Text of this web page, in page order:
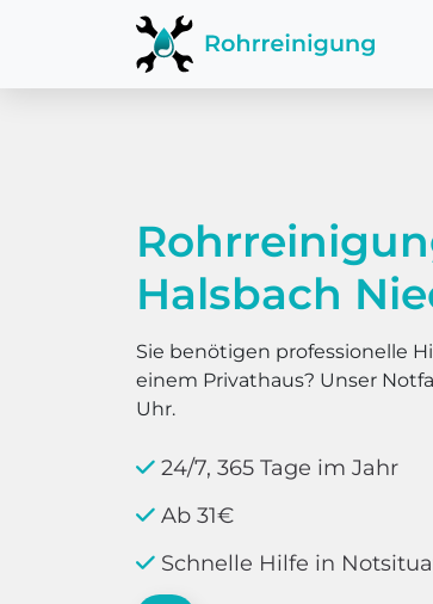
Halsbach
Sie benötigen professionelle
einem Privathaus? Unser
Uhr.
24/7, 365 Tage im Jahr
Ab 31€
Schnelle Hilfe in